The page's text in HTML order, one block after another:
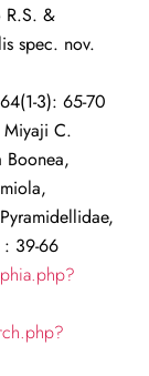
R.S. &
spec. nov.
3): 65-70
C.
39-66